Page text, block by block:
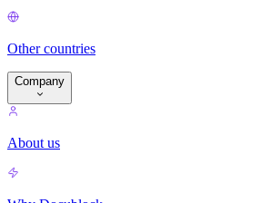
Other countries
Company
About us